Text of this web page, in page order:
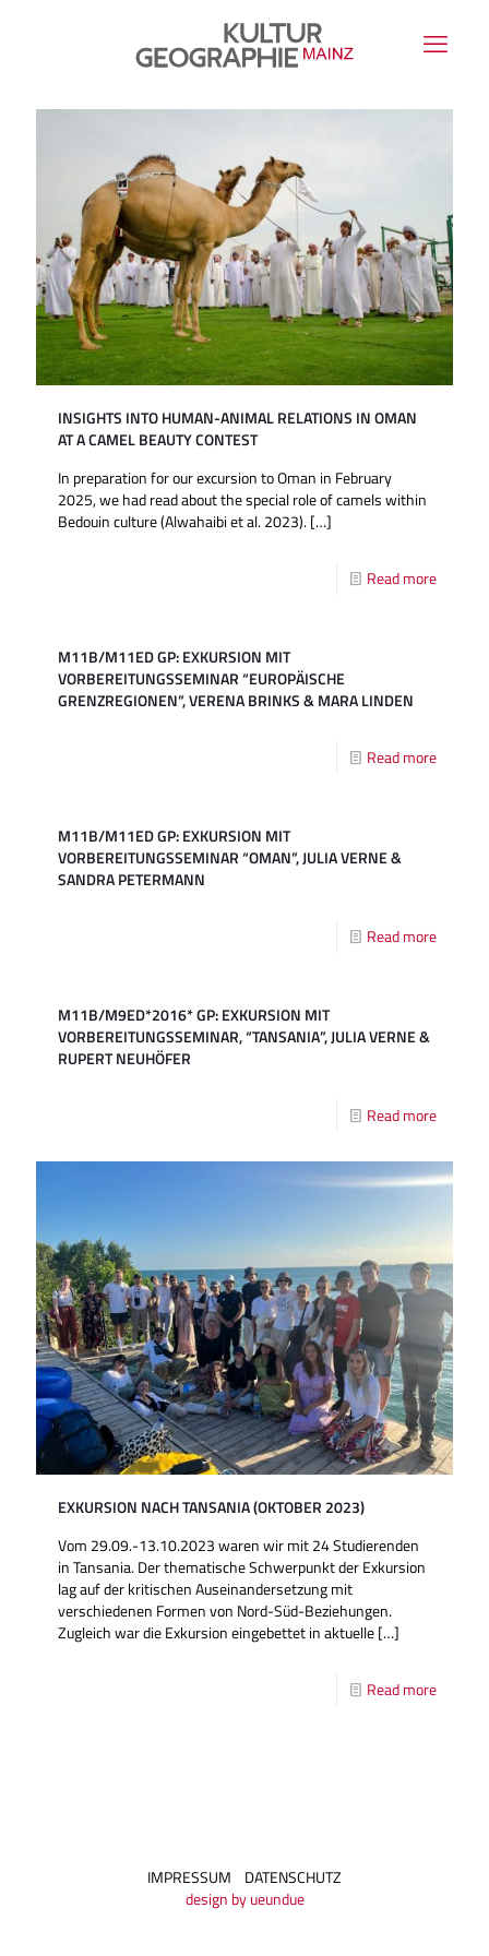
INSIGHTS INTO HUMAN-ANIMAL RELATIONS IN OMAN
AT A CAMEL BEAUTY CONTEST
In preparation for our excursion to Oman in February
2025, we had read about the special role of camels within
Bedouin culture (Alwahaibi et al. 2023).[…]
Read more
M11B/M11ED GP: EXKURSION MIT
VORBEREITUNGSSEMINAR “EUROPÄISCHE
GRENZREGIONEN”, VERENA BRINKS & MARA LINDEN
Read more
M11B/M11ED GP: EXKURSION MIT
VORBEREITUNGSSEMINAR “OMAN”, JULIA VERNE &
SANDRA PETERMANN
Read more
M11B/M9ED*2016* GP: EXKURSION MIT
VORBEREITUNGSSEMINAR, “TANSANIA”, JULIA VERNE &
RUPERT NEUHÖFER
Read more
EXKURSION NACH TANSANIA (OKTOBER 2023)
Vom 29.09.-13.10.2023 waren wir mit 24 Studierenden
in Tansania. Der thematische Schwerpunkt der Exkursion
lag auf der kritischen Auseinandersetzung mit
verschiedenen Formen von Nord-Süd-Beziehungen.
Zugleich war die Exkursion eingebettet in aktuelle[…]
Read more
IMPRESSUM
DATENSCHUTZ
design by ueundue